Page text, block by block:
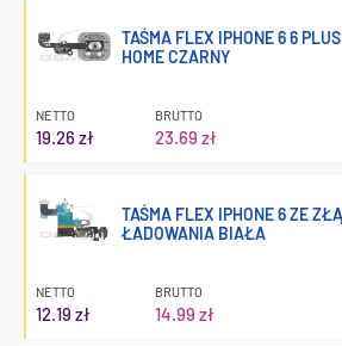
TAŚMA FLEX IPHONE 6 6
HOME CZARNY
NETTO
19.26 zł
BRUTTO
23.69 zł
TAŚMA FLEX IPHONE 6 ZE
ŁADOWANIA BIAŁA
NETTO
12.19 zł
BRUTTO
14.99 zł